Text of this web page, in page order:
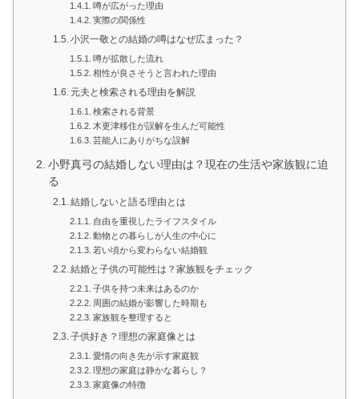
噂が広がった理由
実際の関係性
小沢一敬との結婚の噂はなぜ広まった？
噂が拡散した流れ
相性が良さそうと言われた理由
元夫と検索される理由を解説
検索される背景
木更津移住が誤解を生んだ可能性
芸能人にありがちな誤解
小野真弓の結婚しない理由は？現在の生活や家族観に迫
る
結婚しないと語る理由とは
自由を重視したライフスタイル
動物との暮らしが人生の中心に
若い頃から変わらない結婚観
結婚と子供の可能性は？家族観をチェック
子供を持つ未来はあるのか
周囲の結婚が影響した時期も
家族観を整理すると
子供好き？理想の家庭像とは
愛情の向き先が示す家庭観
理想の家庭は静かな暮らし？
家庭像の特徴